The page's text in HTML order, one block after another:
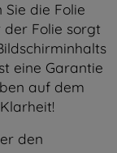
Sie die Folie
der Folie sorgt
eine Garantie
auf dem
den